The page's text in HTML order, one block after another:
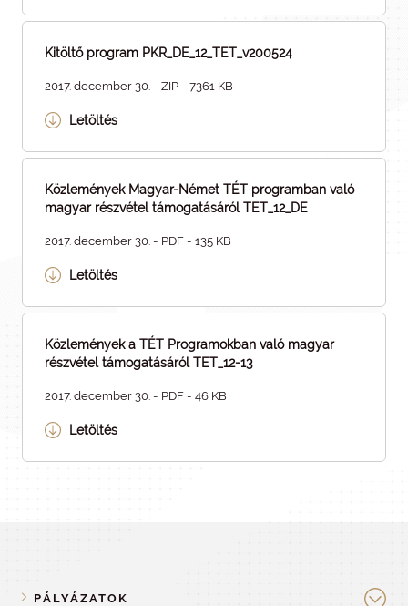
Kitöltő program PKR_DE_12_TET_v200524
2017. december 30. - ZIP - 7361 KB
Letöltés
Közlemények Magyar-Német TÉT programban való
magyar részvétel támogatásáról TET_12_DE
2017. december 30. - PDF - 135 KB
Letöltés
Közlemények a TÉT Programokban való magyar
részvétel támogatásáról TET_12-13
2017. december 30. - PDF - 46 KB
Letöltés
PÁLYÁZATOK